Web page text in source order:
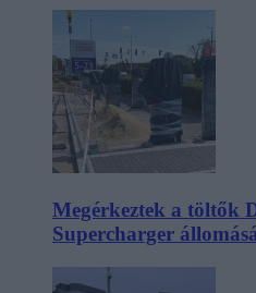
Megérkeztek a töltők
Supercharger